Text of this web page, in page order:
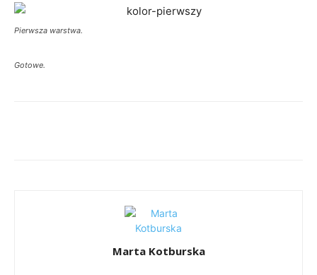
Pierwsza warstwa.
Gotowe.
Marta Kotburska